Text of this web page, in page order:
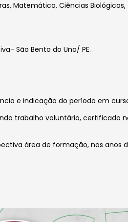
Matemática, Ciências
São Bento do Una/ PE.
e indicação do período em
trabalho voluntário, certificado
área de formação, nos anos de